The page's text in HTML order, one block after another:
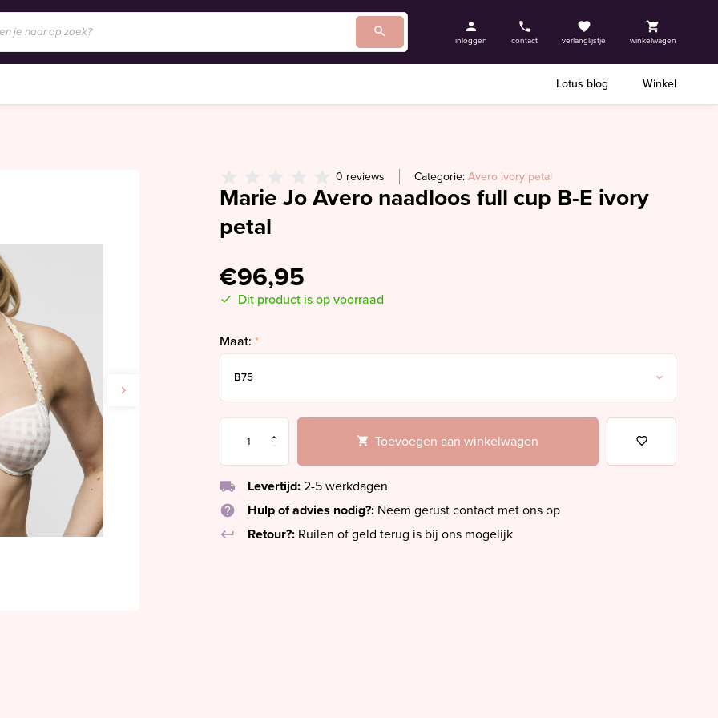
inloggen contact verlanglijstje winkelwagen
Lotus blog Winkel
0 reviews Categorie: Avero ivory petal
Marie Jo Avero naadloos full cup B-E ivory
petal
€96,95
Dit product is op voorraad
Maat: *
Toevoegen aan winkelwagen
local_shipping Levertijd: 2-5 werkdagen
help
Hulp of advies nodig?: Neem gerust contact met ons op
keyboard_return
Retour?: Ruilen of geld terug is bij ons mogelijk